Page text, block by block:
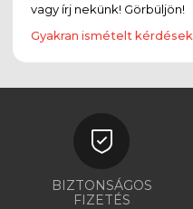
vagy írj nekünk! Görbüljön!
Gyakran ismételt kérdések
BIZTONSÁGOS
FIZETÉS